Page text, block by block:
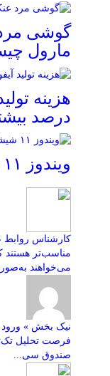
گوشی مرد
مارول
درصد
ویندوز ۱۱ شیشه‌ای می‌شود؟
کارشناس روابط
مناسب‌تر هستند
می‌خواهند
نیک بخش » ورود
فرصت تحلیل
صندوق سی...